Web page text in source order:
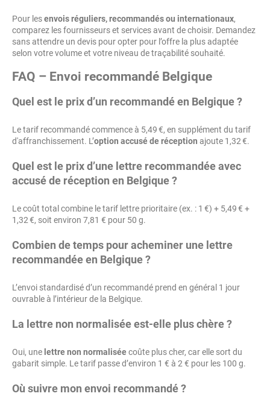
Pour lesenvois réguliers, recommandés ou internationaux,
comparez les fournisseurs et services avant de choisir. Demandez
sans attendre un devis pour opter pour l’offre la plus adaptée
selon votre volume et votre niveau de traçabilité souhaité.
FAQ – Envoi recommandé Belgique
Quel est le prix d’un recommandé en Belgique ?
Le tarif recommandé commence à 5,49 €, en supplément du tarif
d'affranchissement. L’option accusé de réception ajoute 1,32 €.
Quel est le prix d’une lettre recommandée avec
accusé de réception en Belgique ?
Le coût total combine le tarif lettre prioritaire (ex. : 1 €) + 5,49 € +
1,32 €, soit environ 7,81 € pour 50 g.
Combien de temps pour acheminer une lettre
recommandée en Belgique ?
L’envoi standardisé d’un recommandé prend en général 1 jour
ouvrable à l’intérieur de la Belgique.
La lettre non normalisée est-elle plus chère ?
Oui, une lettre non normaliséecoûte plus cher, car elle sort du
gabarit simple. Le tarif passe d’environ 1 € à 2 € pour les 100 g.
Où suivre mon envoi recommandé ?